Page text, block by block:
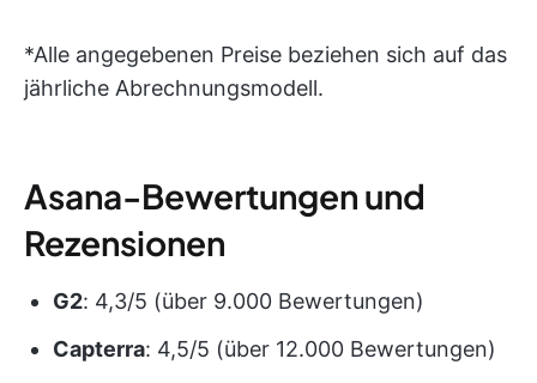
*Alle angegebenen Preise beziehen sich auf das
jährliche Abrechnungsmodell.
Asana-Bewertungen und
Rezensionen
G2: 4,3/5 (über 9.000 Bewertungen)
Capterra: 4,5/5 (über 12.000 Bewertungen)